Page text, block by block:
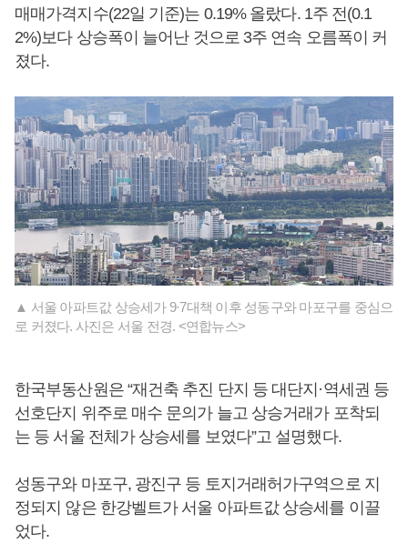
매매가격지수(22일 기준)는 0.19% 올랐다. 1주 전(0.1
2%)보다 상승폭이 늘어난 것으로 3주 연속 오름폭이 커
졌다.
▲ 서울 아파트값 상승세가 9·7대책 이후 성동구와 마포구를 중심으
로 커졌다. 사진은 서울 전경. <연합뉴스>
한국부동산원은 “재건축 추진 단지 등 대단지·역세권 등
선호단지 위주로 매수 문의가 늘고 상승거래가 포착되
는 등 서울 전체가 상승세를 보였다”고 설명했다.
성동구와 마포구, 광진구 등 토지거래허가구역으로 지
정되지 않은 한강벨트가 서울 아파트값 상승세를 이끌
었다.